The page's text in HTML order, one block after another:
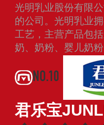
光明乳业股份有限
的公司。光明乳业
工艺，主营产品包
奶、奶粉、婴儿奶
NO.10
君乐宝